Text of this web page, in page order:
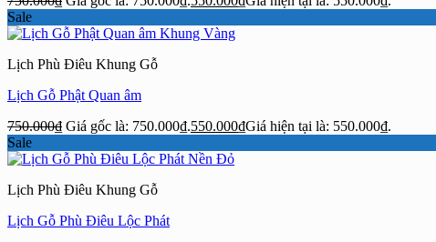
Sale
Lịch Phù Điêu Khung Gỗ
Lịch Gỗ Phật Quan âm
750.000₫ Giá gốc là: 750.000₫.550.000₫Giá hiện tại là: 550.000₫.
Sale
Lịch Phù Điêu Khung Gỗ
Lịch Gỗ Phù Điêu Lộc Phát